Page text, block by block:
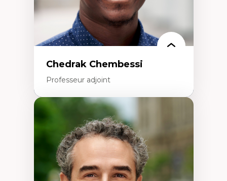
Chedrak Chembessi
Professeur adjoint
Économie circulaire
Modèles d’affaires durables
Histoire des faits économiques
Gestion durable des ressources naturelles
Écologie industrielle
Aménagement durable du territoire
Développement régional